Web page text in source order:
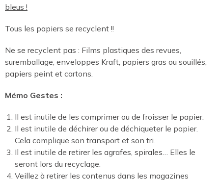
bleus !
Tous les papiers se recyclent !!
Ne se recyclent pas : Films plastiques des revues,
suremballage, enveloppes Kraft, papiers gras ou souillés,
papiers peint et cartons.
Mémo Gestes :
Il est inutile de les comprimer ou de froisser le papier.
Il est inutile de déchirer ou de déchiqueter le papier.
Cela complique son transport et son tri.
Il est inutile de retirer les agrafes, spirales… Elles le
seront lors du recyclage.
Veillez à retirer les contenus dans les magazines